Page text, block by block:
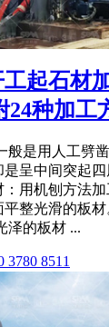
工起石材
24种加工
般是用人工劈
呈中间突起
：用机刨方法
整光滑的板
泽的板材 ...
3780 8511